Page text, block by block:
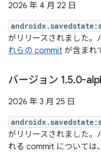
2026 年 4 月 22 日
がリリースされました
れらの commit が含まれ
バージョン 1.5.0-
2026 年 3 月 25 日
がリリースされました
れる commit については、